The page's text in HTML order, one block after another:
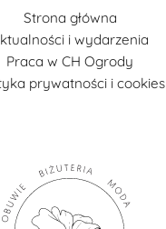
Strona główna
i wydarzenia
Praca w CH Ogrody
prywatności i cookies